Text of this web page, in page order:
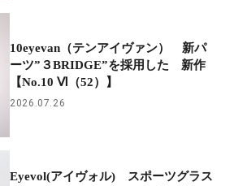
10eyevan（テンアイヴァン） 新パ
ーツ”３BRIDGE”を採用した 新作
【No.10 Ⅵ（52）】
2026.07.26
Eyevol(アイヴォル) スポーツグラス